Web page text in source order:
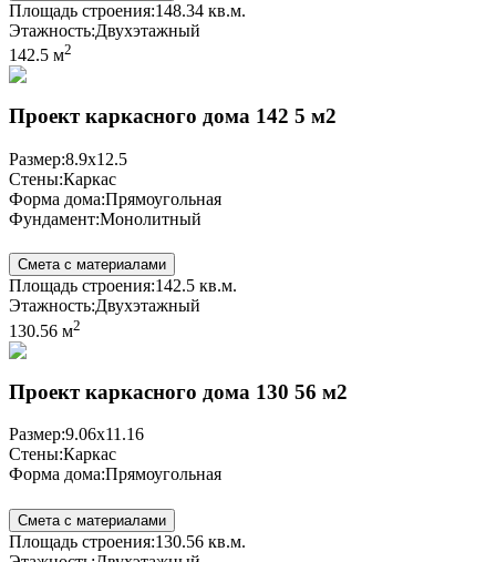
Площадь строения:148.34 кв.м.
Этажность:Двухэтажный
142.5 м2
Проект каркасного дома 142 5 м2
Размер:8.9x12.5
Стены:Каркас
Форма дома:Прямоугольная
Фундамент:Монолитный
Смета с материалами
Площадь строения:142.5 кв.м.
Этажность:Двухэтажный
130.56 м2
Проект каркасного дома 130 56 м2
Размер:9.06x11.16
Стены:Каркас
Форма дома:Прямоугольная
Смета с материалами
Площадь строения:130.56 кв.м.